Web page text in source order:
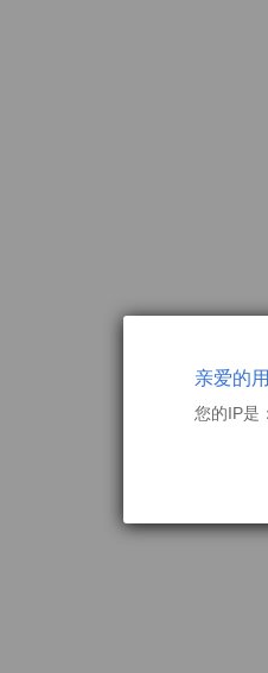
亲爱的
您的IP是